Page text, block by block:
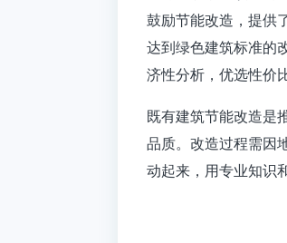
鼓励节能改造，提供
达到绿色建筑标准的
济性分析，优选性价
既有建筑节能改造是
品质。改造过程需因
动起来，用专业知识